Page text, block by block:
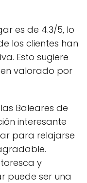
es de 4.3/5, lo
los clientes han
Esto sugiere
valorado por
Baleares de
interesante
para relajarse
y
puede ser una